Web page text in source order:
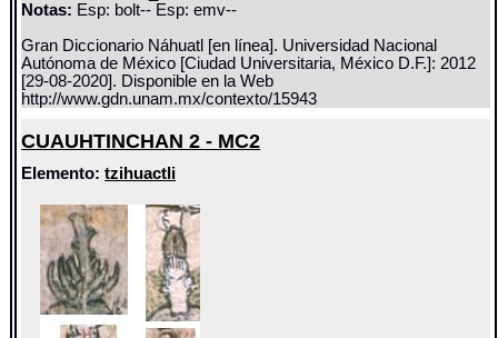
Notas: Esp: bolt-- Esp: emv--
Gran Diccionario Náhuatl [en línea]. Universidad Nacional
Autónoma de México [Ciudad Universitaria, México D.F.]: 2012
[29-08-2020]. Disponible en la Web
http://www.gdn.unam.mx/contexto/15943
CUAUHTINCHAN 2 - MC2
Elemento:tzihuactli